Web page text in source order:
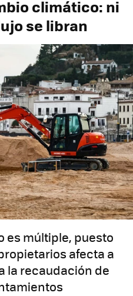
climático: ni
se libran
es múltiple, puesto
afecta a
la recaudación de